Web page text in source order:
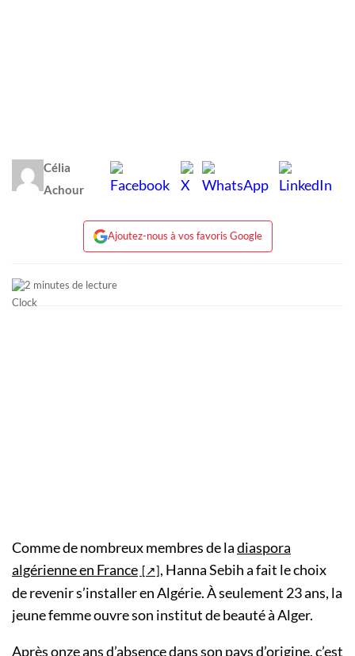
Célia
Achour
Ajoutez-nous à vos favoris Google
2 minutes de lecture
Comme de nombreux membres de ladiaspora
algérienne en France
, Hanna Sebih a fait le choix
de revenir s’installer en Algérie. À seulement 23 ans, la
jeune femme ouvre son institut de beauté à Alger.
Après onze ans d’absence dans son pays d’origine, c’est